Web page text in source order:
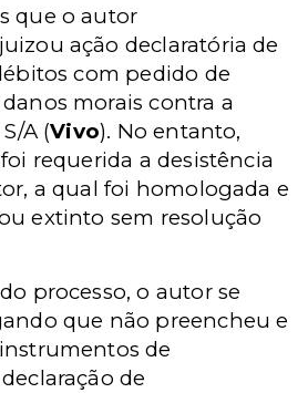
que o autor
ação declaratória de
com pedido de
morais contra a
A (Vivo). No entanto,
requerida a desistência
a qual foi homologada e
extinto sem resolução
processo, o autor se
que não preencheu e
de
de